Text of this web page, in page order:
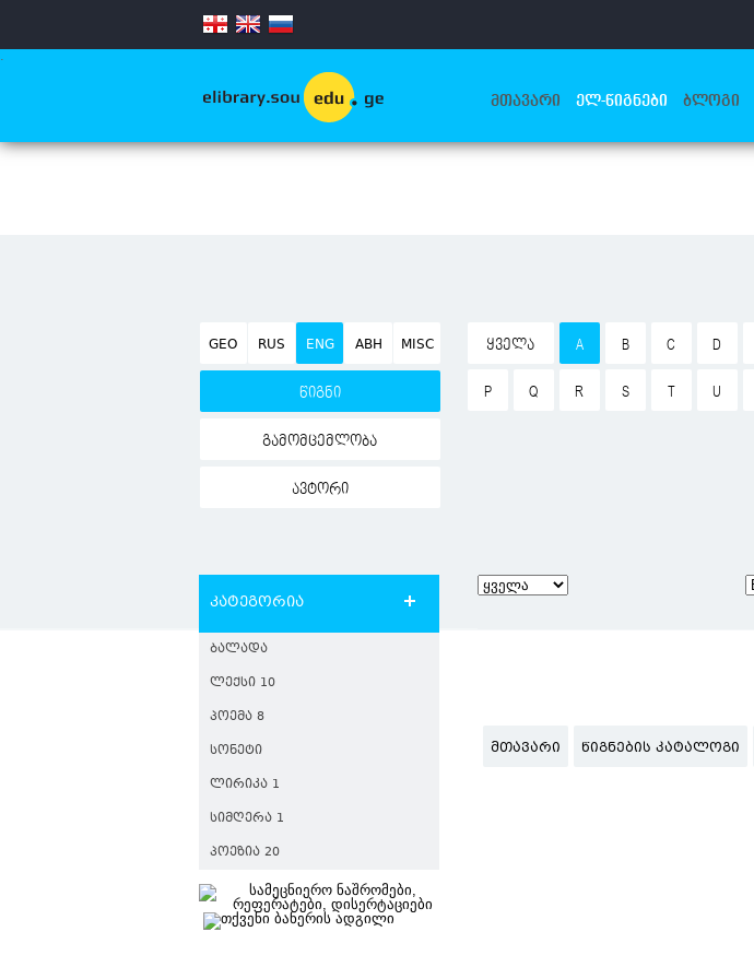
.
ᲛᲗᲐᲕᲐᲠᲘ ᲔᲚ-ᲬᲘᲒᲜᲔᲑᲘ ᲑᲚᲝᲒᲘ
GEO RUS ENG ABH MISC
წიგნი
გამომცემლობა
ავტორი
ᲧᲕᲔᲚᲐ A B C D
P Q R S T U
კატეგორია
ᲑᲐᲚᲐᲓᲐ
ᲚᲔᲥᲡᲘ 10
ᲞᲝᲔᲛᲐ 8
ᲡᲝᲜᲔᲢᲘ
ᲚᲘᲠᲘᲙᲐ 1
ᲡᲘᲛᲦᲔᲠᲐ 1
ᲞᲝᲔᲖᲘᲐ 20
ᲛᲗᲐᲕᲐᲠᲘ ᲬᲘᲒᲜᲔᲑᲘᲡ ᲙᲐᲢᲐᲚᲝᲒᲘ